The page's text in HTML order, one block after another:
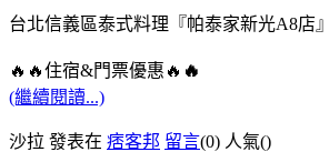
台北信義區泰式料理『帕泰家新光A8店
🔥🔥住宿&門票優惠🔥 🔥
(繼續閱讀...)
沙拉 發表在 痞客邦 留言(0) 人氣()